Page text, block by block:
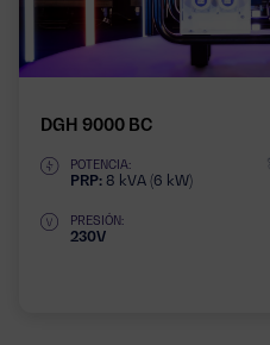
DGH 9000 BC
POTENCIA:
PRP: 8 kVA (6 kW)
PRESIÓN:
230V